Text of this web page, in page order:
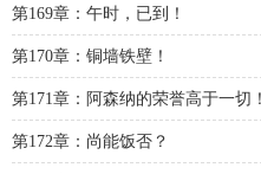
第169章：午时，已到！
第170章：铜墙铁壁！
第171章：阿森纳的荣誉高于一切！
第172章：尚能饭否？